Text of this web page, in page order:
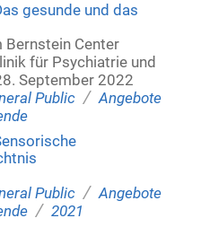
gesunde und das
Center
für Psychiatrie und
September 2022
Public / Angebote
Public / Angebote
/ 2021